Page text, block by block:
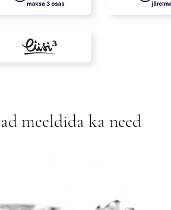
meeldida ka need